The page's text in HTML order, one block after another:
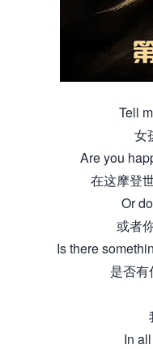
Tell
女
Are you
在这摩登
Or
或者
Is there
是否
In